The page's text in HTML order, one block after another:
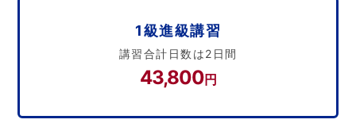
1級進級講習
講習合計日数は2日間
43,800円